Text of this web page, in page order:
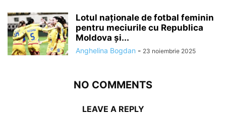
Lotul naționale de fotbal feminin
pentru meciurile cu Republica
Moldova și...
Anghelina Bogdan - 23 noiembrie 2025
NO COMMENTS
LEAVE A REPLY